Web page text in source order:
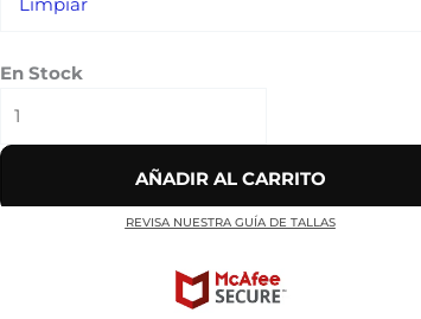
En Stock
AÑADIR AL CARRITO
REVISA NUESTRA GUÍA DE TALLAS